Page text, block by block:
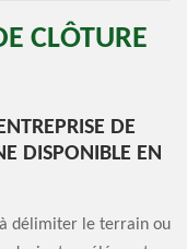
CLÔTURE
DE
DISPONIBLE EN
délimiter le terrain ou